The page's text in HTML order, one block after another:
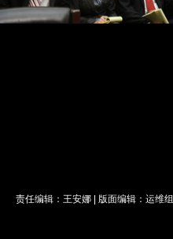
责任编辑：王安娜 | 版面编辑：运维组